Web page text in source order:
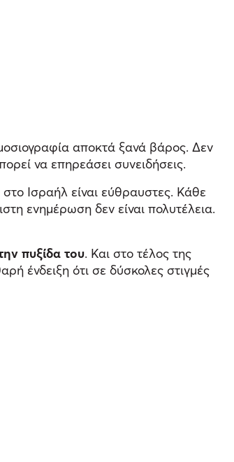
αποκτά ξανά βάρος. Δεν
να επηρεάσει συνειδήσεις.
Ισραήλ είναι εύθραυστες. Κάθε
ενημέρωση δεν είναι πολυτέλεια.
πυξίδα του. Και στο τέλος της
ένδειξη ότι σε δύσκολες στιγμές